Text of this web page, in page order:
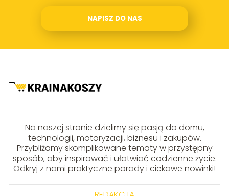
NAPISZ DO NAS
Na naszej stronie dzielimy się pasją do domu,
technologii, motoryzacji, biznesu i zakupów.
Przybliżamy skomplikowane tematy w przystępny
sposób, aby inspirować i ułatwiać codzienne życie.
Odkryj z nami praktyczne porady i ciekawe nowinki!